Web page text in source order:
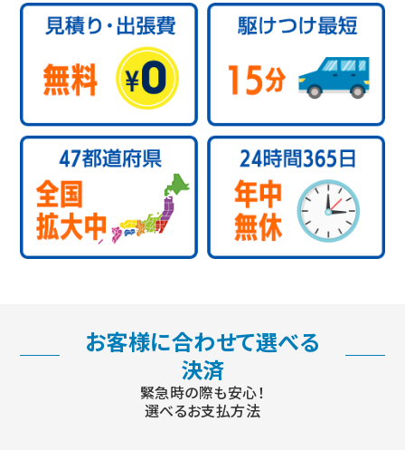
お客様に合わせて選べる
決済
緊急時の際も安心！
選べるお支払方法